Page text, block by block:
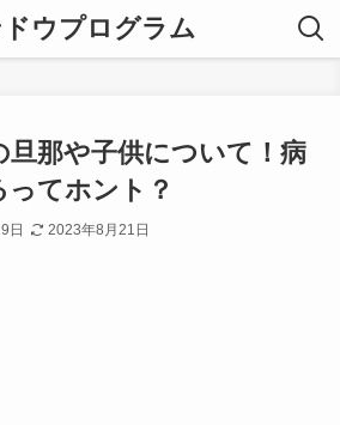
ウプログラム
旦那や子供について！病
ってホント？
日 2023年8月21日